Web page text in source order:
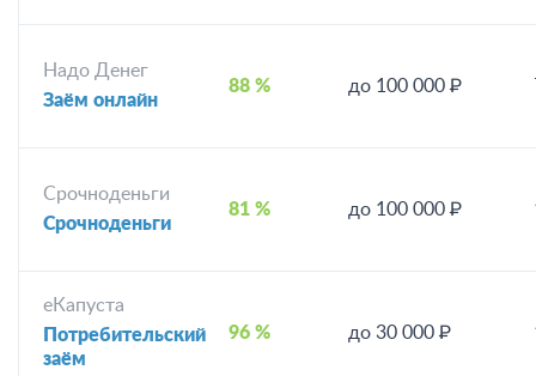
Надо Денег
Заём онлайн
88 % до 100 000 ₽
Срочноденьги
Срочноденьги
81 % до 100 000 ₽
еКапуста
Потребительский
заём
96 % до 30 000 ₽